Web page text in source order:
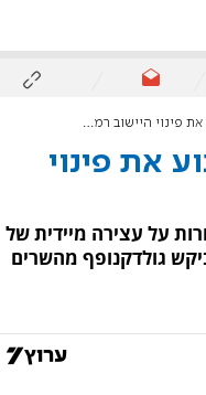
היישוב רמת ארבל
את פינוי
על עצירה מיידית של
גולדקנופף מהשרים